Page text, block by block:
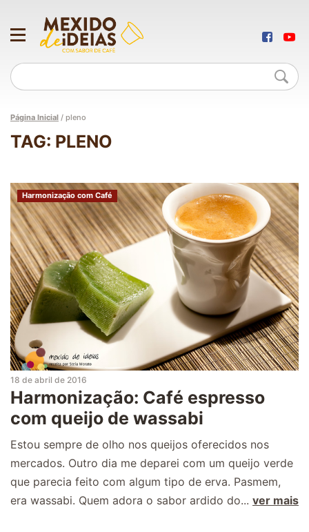
Página Inicial / pleno
TAG: PLENO
Harmonização com Café
18 de abril de 2016
Harmonização: Café espresso
com queijo de wassabi
Estou sempre de olho nos queijos oferecidos nos
mercados. Outro dia me deparei com um queijo verde
que parecia feito com algum tipo de erva. Pasmem,
era wassabi. Quem adora o sabor ardido do... ver mais